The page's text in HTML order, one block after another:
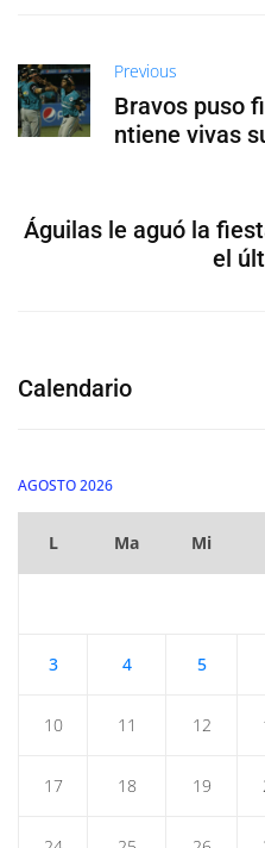
Previous
Bravos puso
ntiene vivas
Águilas le aguó la
el
Calendario
AGOSTO 2026
L Ma Mi
3 4 5
10 11 12
17 18 19